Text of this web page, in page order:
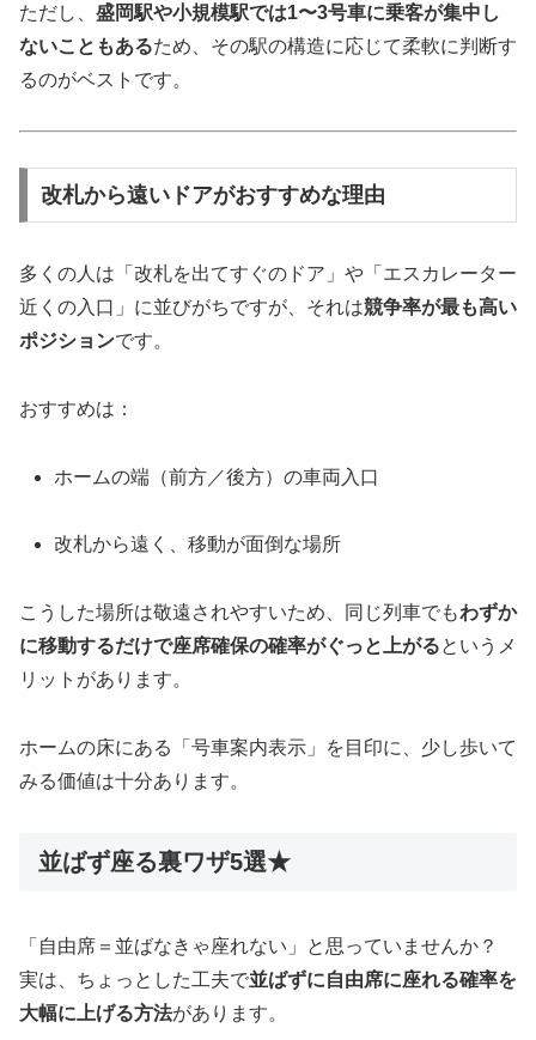
ただし、 盛岡駅や小規模駅では1〜3号車に乗客が集中し
ないこともあるため、その駅の構造に応じて柔軟に判断す
るのがベストです。
改札から遠いドアがおすすめな理由
多くの人は「改札を出てすぐのドア」や「エスカレーター
近くの入口」に並びがちですが、それは競争率が最も高い
ポジションです。
おすすめは：
ホームの端（前方／後方）の車両入口
改札から遠く、移動が面倒な場所
こうした場所は敬遠されやすいため、同じ列車でもわずか
に移動するだけで座席確保の確率がぐっと上がるというメ
リットがあります。
ホームの床にある「号車案内表示」を目印に、少し歩いて
みる価値は十分あります。
並ばず座る裏ワザ5選★
「自由席＝並ばなきゃ座れない」と思っていませんか？
実は、ちょっとした工夫で並ばずに自由席に座れる確率を
大幅に上げる方法があります。